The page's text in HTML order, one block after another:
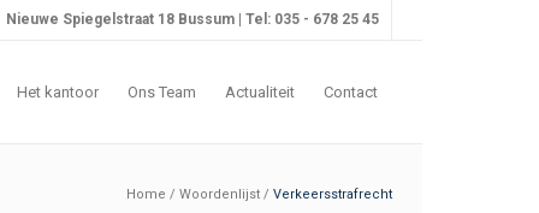
Nieuwe Spiegelstraat 18 Bussum | Tel: 035 - 678 25 45
Het kantoor Ons Team Actualiteit Contact
Home / Woordenlijst / Verkeersstrafrecht